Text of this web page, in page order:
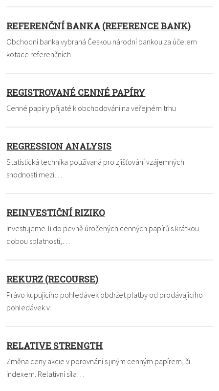
REFERENČNÍ BANKA (REFERENCE BANK)
Obchodní banka vybraná Českou národní bankou za účelem
kotace referenčních…
REGISTROVANÉ CENNÉ PAPÍRY
Cenné papíry přijaté k obchodování na veřejném trhu
REGRESSION ANALYSIS
Statistická technika používaná pro zjišťování vzájemných
shodností mezi…
REINVESTIČNÍ RIZIKO
Investujeme-li do pevně úročených cenných papírů s krátkou
dobou splatnosti,…
REKURZ (RECOURSE)
Právo kupujícího pohledávek obdržet platby od prodávajícího
pohledávek v…
RELATIVE STRENGTH
Změna ceny akcie v porovnání s jiným cenným papírem, či
indexem. Relativní síla…